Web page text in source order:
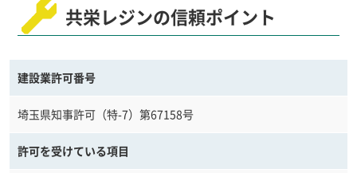
共栄レジンの信頼ポイント
建設業許可番号
埼玉県知事許可（特-7）第67158号
許可を受けている項目